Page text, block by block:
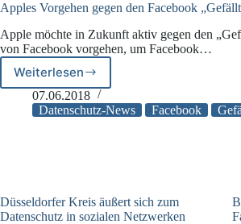
Apples Vorgehen gegen den Facebook
Apple möchte in Zukunft aktiv gegen den
von Facebook vorgehen, um Facebook…
Weiterlesen
Apples
Vorgehen
gegen
07.06.2018
Datenschutz-News
Facebook
Düsseldorfer Kreis äußert sich zum
Datenschutz in sozialen Netzwerken